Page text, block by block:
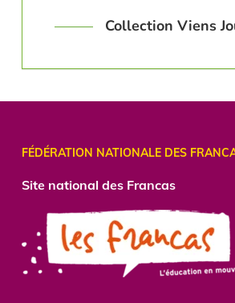
Collection Viens
FÉDÉRATION NATIONALE DES
Site national des Francas